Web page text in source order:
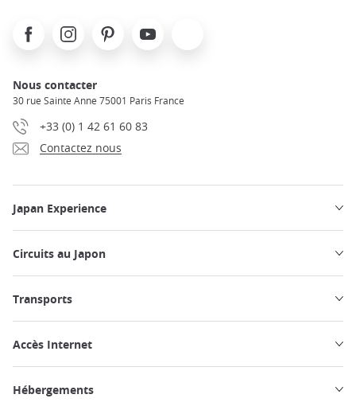
FacebookInstagramPinterest Youtube
Nous contacter
30 rue Sainte Anne 75001 Paris France
+33 (0) 1 42 61 60 83
Contactez nous
Japan Experience
Circuits au Japon
Transports
Accès Internet
Hébergements